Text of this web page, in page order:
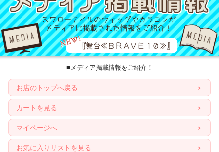
■メディア掲載情報をご紹介！
お店のトップへ戻る
カートを見る
マイページへ
お気に入りリストを見る